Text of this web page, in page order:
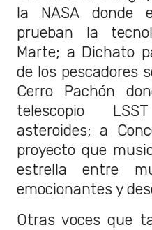
la NASA donde
prueban la
Marte; a Dichato
de los pescadores
Cerro Pachón
telescopio
asteroides; a
proyecto que
estrella entre
emocionantes y
Otras voces que